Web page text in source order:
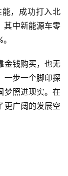
，成功打入北
其中新能源车零
金钱购买，也无
一步一个脚印探
梦照进现实。在
更广阔的发展空